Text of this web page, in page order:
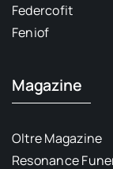
Federcofit
Feniof
Magazine
Oltre Magazine
Resonance